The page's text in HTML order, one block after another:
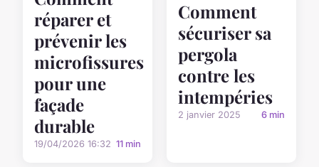
réparer et
prévenir les
microfissures
pour une
façade
durable
19/04/2026 16:32 11 min
Comment
sécuriser sa
pergola
contre les
intempéries
2 janvier 2025 6 min